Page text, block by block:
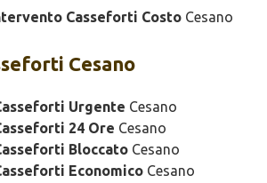
Casseforti Costo Cesano
Cesano
Urgente Cesano
24 Ore Cesano
Bloccato Cesano
Economico Cesano